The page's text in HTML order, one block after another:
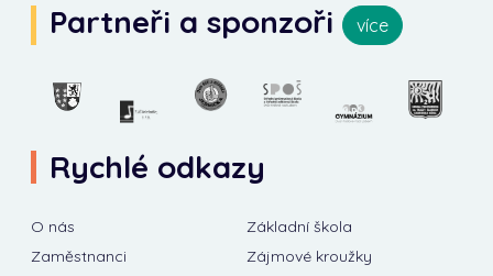
Partneři a sponzoři více
Rychlé odkazy
O nás
Základní škola
Zaměstnanci
Zájmové kroužky